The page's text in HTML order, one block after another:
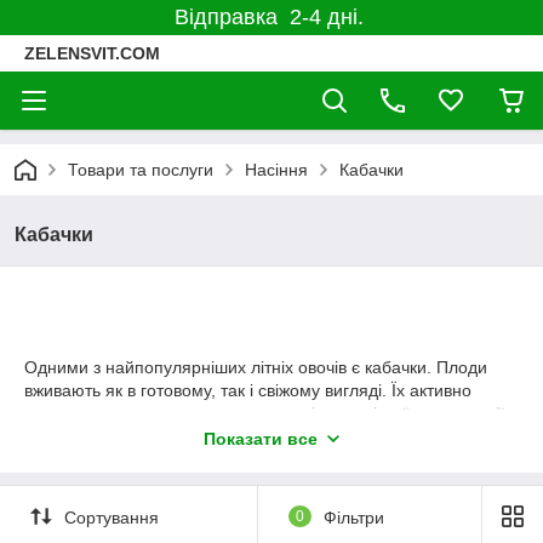
Відправка 2-4 дні.
ZELENSVIT.COM
Товари та послуги Насіння Кабачки
Кабачки
Одними з найпопулярніших літніх овочів є кабачки. Плоди
вживають як в готовому, так і свіжому вигляді. Їх активно
використовують для приготування різноманітної консервації.
В інтернет-магазині компанії «Зелений світ» представлено
жовтого та зеленого кольорів. Польові культури відрізняються
дружною схожістю та відмінною врожайністю.
Показати все
Сортування 0 Фільтри